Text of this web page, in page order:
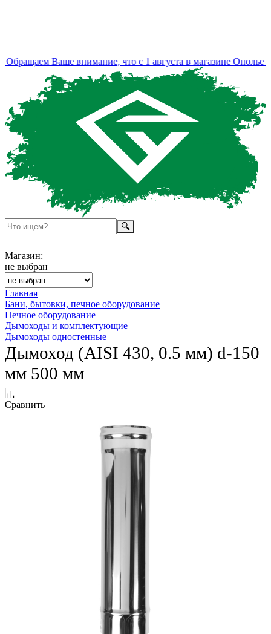
Ваше внимание, что с 1 августа в магазине Ополье
Магазин:
не выбран
Главная
Бани, бытовки, печное оборудование
Печное оборудование
Дымоходы и комплектующие
Дымоходы одностенные
Дымоход (AISI 430, 0.5 мм) d-150
мм 500 мм
Сравнить